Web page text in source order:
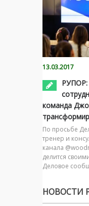
13.03.2017
РУПОР:
команда
По просьбе
тренер и
канала
делится
Деловое
НОВОСТИ